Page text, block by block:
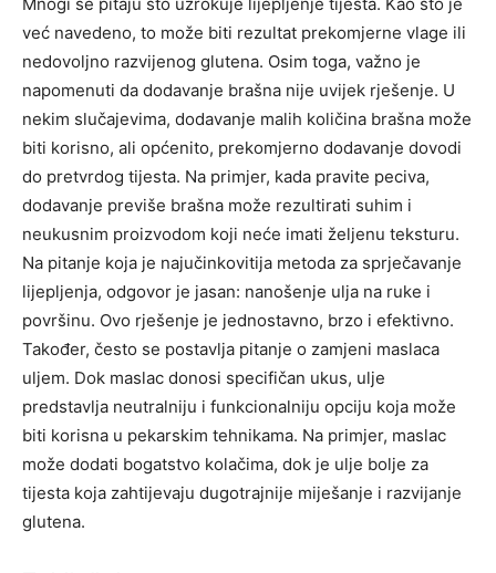
već navedeno, to može biti rezultat prekomjerne vlage ili
nedovoljno razvijenog glutena. Osim toga, važno je
napomenuti da dodavanje brašna nije uvijek rješenje. U
nekim slučajevima, dodavanje malih količina brašna može
biti korisno, ali općenito, prekomjerno dodavanje dovodi
do pretvrdog tijesta. Na primjer, kada pravite peciva,
dodavanje previše brašna može rezultirati suhim i
neukusnim proizvodom koji neće imati željenu teksturu.
Na pitanje koja je najučinkovitija metoda za sprječavanje
lijepljenja, odgovor je jasan: nanošenje ulja na ruke i
površinu. Ovo rješenje je jednostavno, brzo i efektivno.
Također, često se postavlja pitanje o zamjeni maslaca
uljem. Dok maslac donosi specifičan ukus, ulje
predstavlja neutralniju i funkcionalniju opciju koja može
biti korisna u pekarskim tehnikama. Na primjer, maslac
može dodati bogatstvo kolačima, dok je ulje bolje za
tijesta koja zahtijevaju dugotrajnije miješanje i razvijanje
glutena.